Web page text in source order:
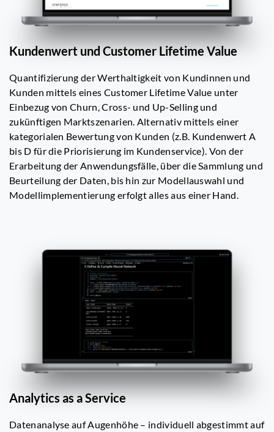
Kundenwert und Customer Lifetime Value
Quantifizierung der Werthaltigkeit von Kundinnen und
Kunden mittels eines Customer Lifetime Value unter
Einbezug von Churn, Cross- und Up-Selling und
zukünftigen Marktszenarien. Alternativ mittels einer
kategorialen Bewertung von Kunden (z.B. Kundenwert A
bis D für die Priorisierung im Kundenservice). Von der
Erarbeitung der Anwendungsfälle, über die Sammlung und
Beurteilung der Daten, bis hin zur Modellauswahl und
Modellimplementierung erfolgt alles aus einer Hand.
Analytics as a Service
Datenanalyse auf Augenhöhe – individuell abgestimmt auf